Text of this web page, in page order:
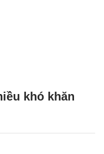
khó khăn